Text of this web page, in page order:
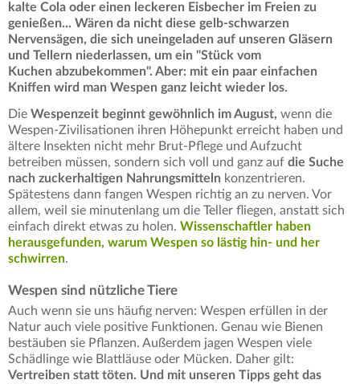
kalte Cola oder einen leckeren Eisbecher im Freien zu
genießen... Wären da nicht diese gelb-schwarzen
Nervensägen, die sich uneingeladen auf unseren Gläsern
und Tellern niederlassen, um ein "Stück vom
Kuchen abzubekommen". Aber: mit ein paar einfachen
Kniffen wird man Wespen ganz leicht wieder los.
Die Wespenzeit beginnt gewöhnlich im August, wenn die
Wespen-Zivilisationen ihren Höhepunkt erreicht haben und
ältere Insekten nicht mehr Brut-Pflege und Aufzucht
betreiben müssen, sondern sich voll und ganz auf die Suche
nach zuckerhaltigen Nahrungsmitteln konzentrieren.
Spätestens dann fangen Wespen richtig an zu nerven. Vor
allem, weil sie minutenlang um die Teller fliegen, anstatt sich
einfach direkt etwas zu holen. Wissenschaftler haben
herausgefunden, warum Wespen so lästig hin- und her
schwirren.
Wespen sind nützliche Tiere
Auch wenn sie uns häufig nerven: Wespen erfüllen in der
Natur auch viele positive Funktionen. Genau wie Bienen
bestäuben sie Pflanzen. Außerdem jagen Wespen viele
Schädlinge wie Blattläuse oder Mücken. Daher gilt:
Vertreiben statt töten. Und mit unseren Tipps geht das